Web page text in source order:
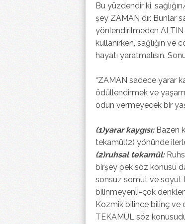
Bu yüzdendir ki,
şey ZAMAN dır. Bunlar
yönlendirilmeden ALTIN
kullanırken, sağlığın
hayatı yaratmalısın.
“ZAMAN sadece yarar
ödüllendirmek ve
ödün vermeyecek bir
(1)yarar kaygısı:Bazen
tekamül(2) yönünde
(2)ruhsal tekamül:
birşey pek söz konusu
sonsuz somut ve soyut
bilinmeyenli-çok
Kozmik bilince bilinç ve
TEKAMÜL söz